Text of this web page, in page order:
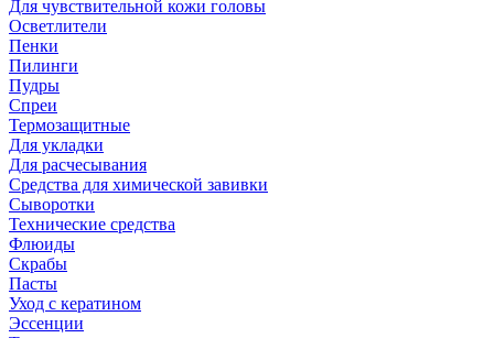
Для чувствительной кожи головы
Осветлители
Пенки
Пилинги
Пудры
Спреи
Термозащитные
Для укладки
Для расчесывания
Средства для химической завивки
Сыворотки
Технические средства
Флюиды
Скрабы
Пасты
Уход с кератином
Эссенции